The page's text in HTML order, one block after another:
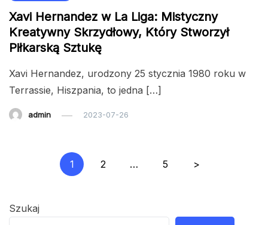
Xavi Hernandez w La Liga: Mistyczny
Kreatywny Skrzydłowy, Który Stworzył
Piłkarską Sztukę
Xavi Hernandez, urodzony 25 stycznia 1980 roku w
Terrassie, Hiszpania, to jedna […]
admin 2023-07-26
Stronicowanie
1 2 … 5 >
Szukaj